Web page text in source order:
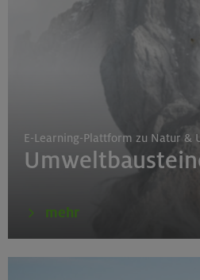
E-Learning-Plattform zu Natur &
mehr